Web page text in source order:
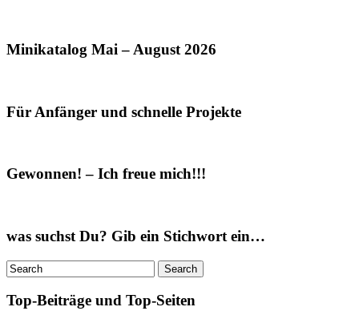
Minikatalog Mai – August 2026
Für Anfänger und schnelle Projekte
Gewonnen! – Ich freue mich!!!
was suchst Du? Gib ein Stichwort ein…
Top-Beiträge und Top-Seiten